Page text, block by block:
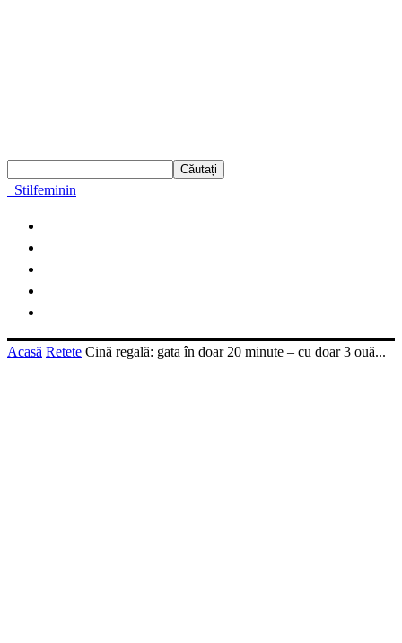
Stilfeminin
Acasă Retete Cină regală: gata în doar 20 minute – cu doar 3 ouă...